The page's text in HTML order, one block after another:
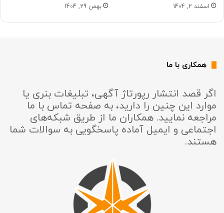
اسفند 2, 1404 بهمن 29, 1404
همکاری با ما
اگر قصد انتشار رپورتاژ آگهی، تبلیغات بنری یا
موارد این چنین را دارید، به صفحه تماس با ما
مراجعه نمایید. همکاران ما از طریق شبکه‌های
اجتماعی و ایمیل آماده پاسخگویی به سوالات شما
هستند.